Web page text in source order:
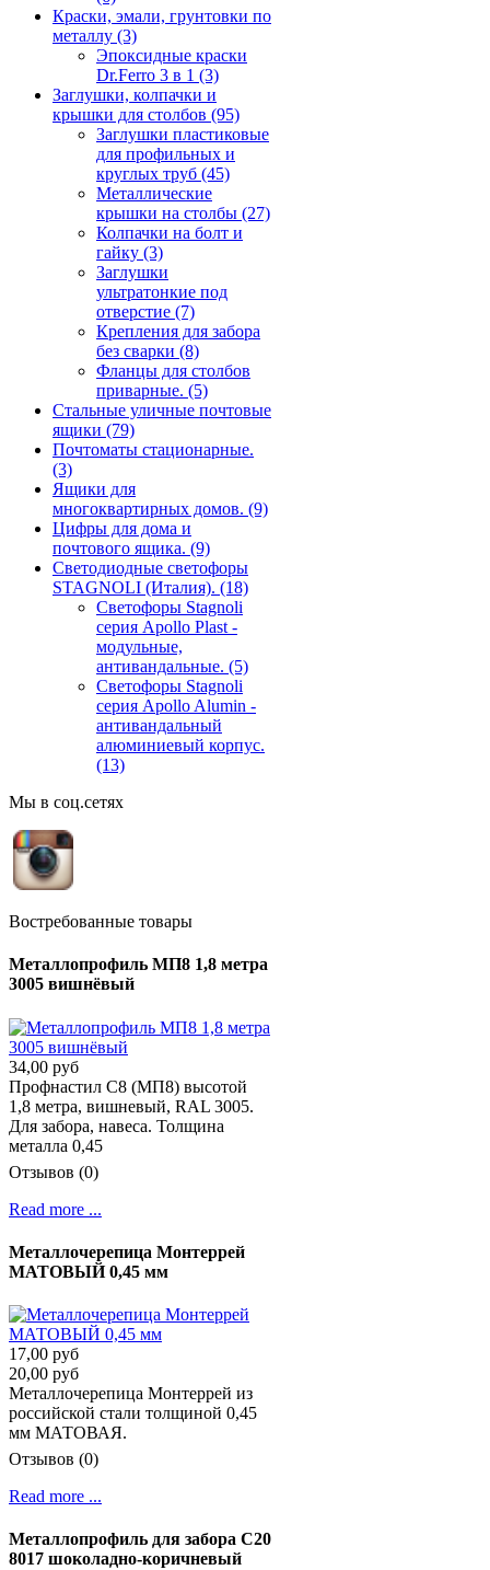
Краски, эмали, грунтовки по
металлу (3)
Эпоксидные краски
Dr.Ferro 3 в 1 (3)
Заглушки, колпачки и
крышки для столбов (95)
Заглушки пластиковые
для профильных и
круглых труб (45)
Металлические
крышки на столбы (27)
Колпачки на болт и
гайку (3)
Заглушки
ультратонкие под
отверстие (7)
Крепления для забора
без сварки (8)
Фланцы для столбов
приварные. (5)
Стальные уличные почтовые
ящики (79)
Почтоматы стационарные.
(3)
Ящики для
многоквартирных домов. (9)
Цифры для дома и
почтового ящика. (9)
Светодиодные светофоры
STAGNOLI (Италия). (18)
Светофоры Stagnoli
серия Apollo Plast -
модульные,
антивандальные. (5)
Светофоры Stagnoli
серия Apollo Alumin -
антивандальный
алюминиевый корпус.
(13)
Мы в соц.сетях
Востребованные товары
Металлопрофиль МП8 1,8 метра
3005 вишнёвый
34,00 руб
Профнастил C8 (МП8) высотой
1,8 метра, вишневый, RAL 3005.
Для забора, навеса. Толщина
металла 0,45
Отзывов (0)
Read more ...
Металлочерепица Монтеррей
МАТОВЫЙ 0,45 мм
17,00 руб
20,00 руб
Металлочерепица Монтеррей из
российской стали толщиной 0,45
мм МАТОВАЯ.
Отзывов (0)
Read more ...
Металлопрофиль для забора С20
8017 шоколадно-коричневый